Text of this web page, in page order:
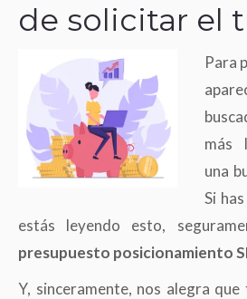
de solicitar el
Para
más
una
Si
estás leyendo esto,
presupuesto posicionamiento
Y, sinceramente, nos alegra